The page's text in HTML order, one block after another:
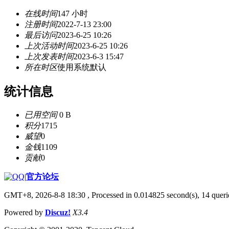
在线时间147 小时
注册时间2022-7-13 23:00
最后访问2023-6-25 10:26
上次活动时间2023-6-25 10:26
上次发表时间2023-6-3 15:47
所在时区使用系统默认
统计信息
已用空间0 B
积分1715
威望0
金钱1109
贡献0
|官方论坛
GMT+8, 2026-8-8 18:30 , Processed in 0.014825 second(s), 14
Powered by Discuz! X3.4